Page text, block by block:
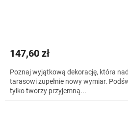
147,60 zł
Poznaj wyjątkową dekorację, która
tarasowi zupełnie nowy wymiar.
tylko tworzy przyjemną...